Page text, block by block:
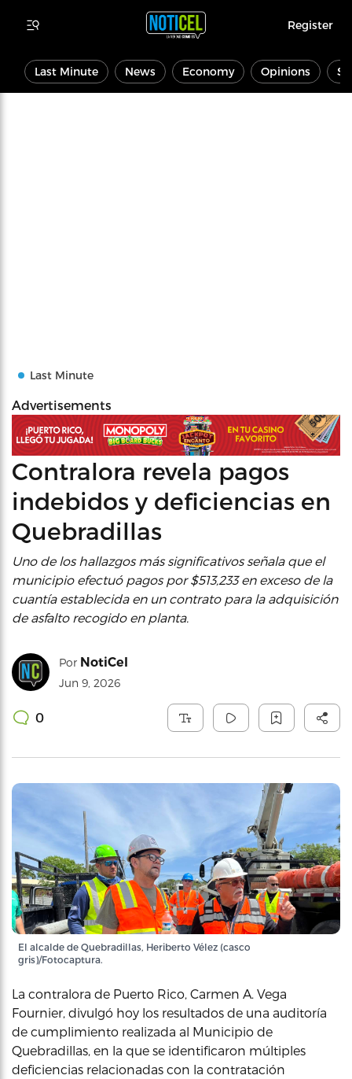
Register
Last Minute News Economy Opinions
Last Minute
Advertisements
Contralora revela pagos
indebidos y deficiencias en
Quebradillas
Uno de los hallazgos más significativos señala que el
municipio efectuó pagos por $513,233 en exceso de la
cuantía establecida en un contrato para la adquisición
de asfalto recogido en planta.
Por NotiCel
Jun 9, 2026
0
El alcalde de Quebradillas, Heriberto Vélez (casco
gris)/Fotocaptura.
La contralora de Puerto Rico, Carmen A. Vega
Fournier, divulgó hoy los resultados de una auditoría
de cumplimiento realizada al Municipio de
Quebradillas, en la que se identificaron múltiples
deficiencias relacionadas con la contratación